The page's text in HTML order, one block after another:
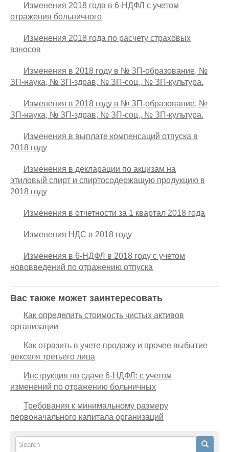
Изменения 2018 года в 6-НДФЛ с учетом
отражения больничного
Изменения 2018 года по расчету страховых
взносов
Изменения в 2018 году в № ЗП-образование, №
ЗП-наука, № ЗП-здрав, № ЗП-соц., № ЗП-культура.
Изменения в 2018 году в № ЗП-образование, №
ЗП-наука, № ЗП-здрав, № ЗП-соц., № ЗП-культура.
Изменения в выплате компенсаций отпуска в
2018 году
Изменения в декларации по акцизам на
этиловый спирт и спиртосодержащую продукцию в
2018 году
Изменения в отчетности за 1 квартал 2018 года
Изменения НДС в 2018 году
Изменения в 6-НДФЛ в 2018 году с учетом
нововведений по отражению отпуска
Вас также может заинтересовать
Как определить стоимость чистых активов
организации
Как отразить в учете продажу и прочее выбытие
векселя третьего лица
Инструкция по сдаче 6-НДФЛ: с учетом
изменений по отражению больничных
Требования к минимальному размеру
первоначального капитала организаций
Search Search